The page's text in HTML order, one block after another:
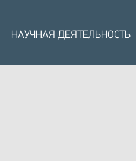
НАУЧНАЯ ДЕЯТЕЛЬНОСТЬ